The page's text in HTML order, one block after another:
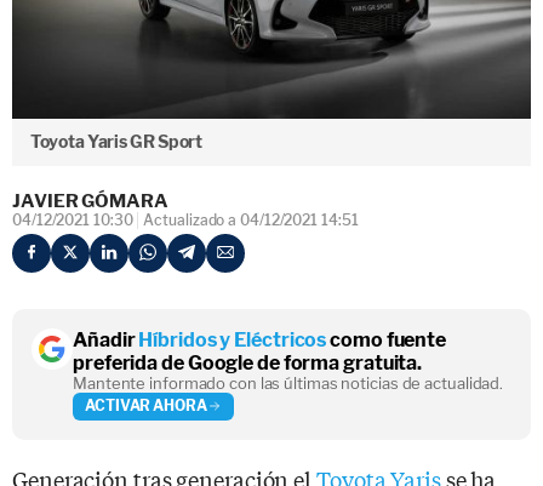
Toyota Yaris GR Sport
JAVIER GÓMARA
04/12/2021 10:30 Actualizado a 04/12/2021 14:51
AñadirHíbridos y Eléctricoscomo fuente
preferida de Google de forma gratuita.
Mantente informado con las últimas noticias de actualidad.
ACTIVAR AHORA
Generación tras generación el Toyota Yarisse ha